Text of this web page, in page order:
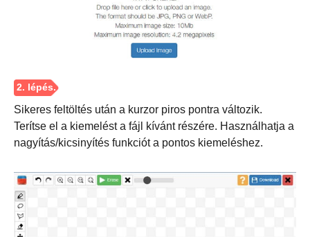
Sikeres feltöltés után a kurzor piros pontra változik.
Terítse el a kiemelést a fájl kívánt részére. Használhatja a
nagyítás/kicsinyítés funkciót a pontos kiemeléshez.